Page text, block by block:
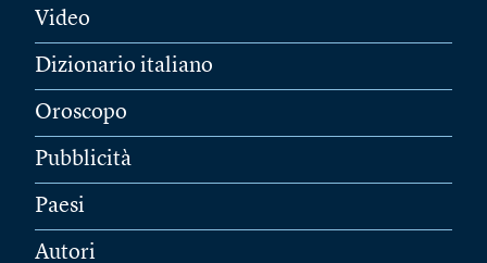
Video
Dizionario italiano
Oroscopo
Pubblicità
Paesi
Autori